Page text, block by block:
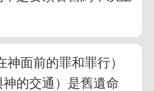
神面前的罪和罪行）
的交通）是舊遺命